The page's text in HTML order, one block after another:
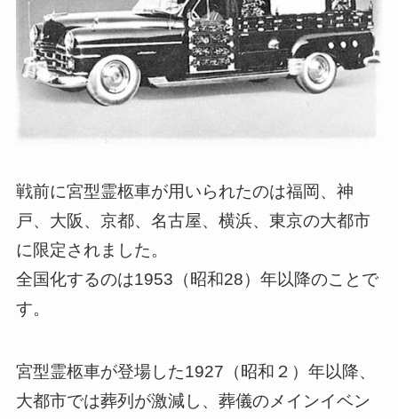
戦前に宮型霊柩車が用いられたのは福岡、神
戸、大阪、京都、名古屋、横浜、東京の大都市
に限定されました。
全国化するのは1953（昭和28）年以降のことで
す。
宮型霊柩車が登場した1927（昭和２）年以降、
大都市では葬列が激減し、葬儀のメインイベン